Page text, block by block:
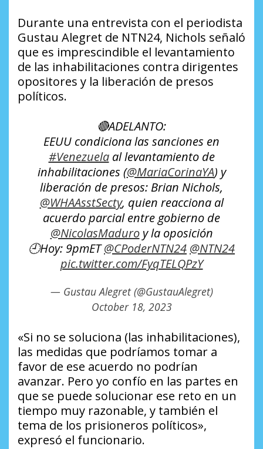
Durante una entrevista con el periodista
Gustau Alegret de NTN24, Nichols señaló
que es imprescindible el levantamiento
de las inhabilitaciones contra dirigentes
opositores y la liberación de presos
políticos.
🔴ADELANTO:
EEUU condiciona las sanciones en
#Venezuelaal levantamiento de
inhabilitaciones (@MariaCorinaYA) y
liberación de presos: Brian Nichols,
@WHAAsstSecty, quien reacciona al
acuerdo parcial entre gobierno de
@NicolasMaduroy la oposición
🕘Hoy: 9pmET@CPoderNTN24 @NTN24
pic.twitter.com/FyqTELQPzY
— Gustau Alegret (@GustauAlegret)
October 18, 2023
«Si no se soluciona (las inhabilitaciones),
las medidas que podríamos tomar a
favor de ese acuerdo no podrían
avanzar. Pero yo confío en las partes en
que se puede solucionar ese reto en un
tiempo muy razonable, y también el
tema de los prisioneros políticos»,
expresó el funcionario.